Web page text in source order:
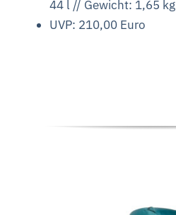
44 l // Gewicht: 1,65 kg
UVP: 210,00 Euro